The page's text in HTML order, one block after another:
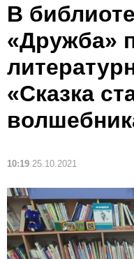
В
«Дружба»
«Сказка
10:19 25.10.2021